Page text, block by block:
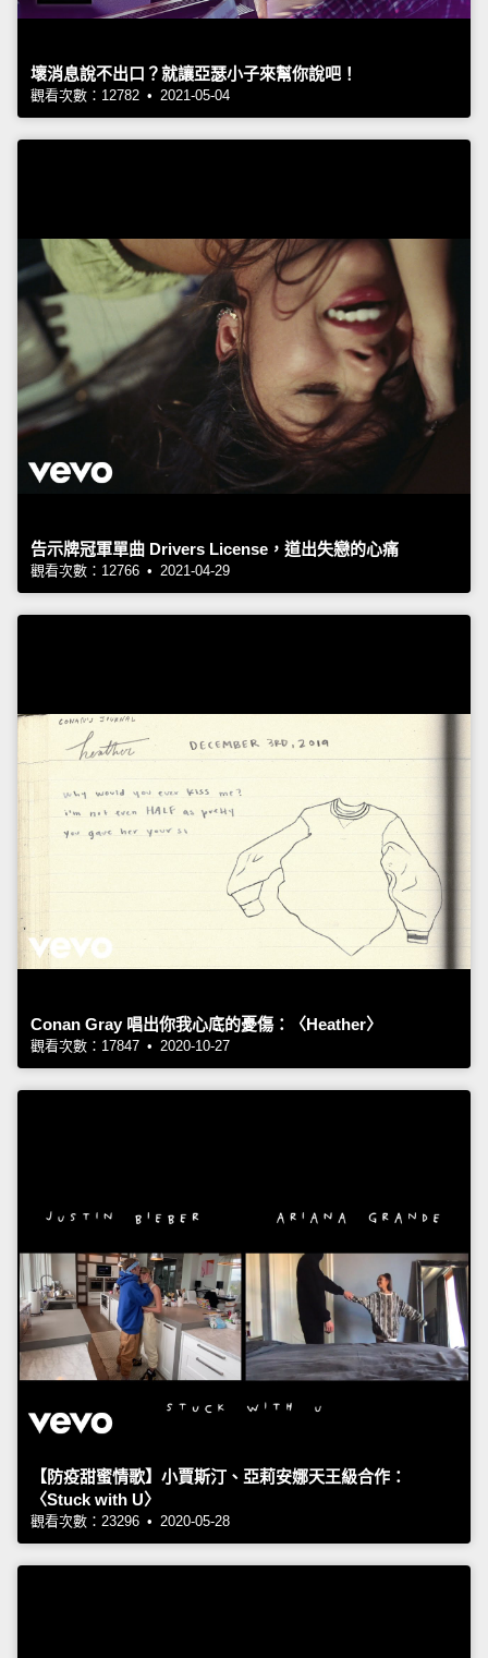
壞消息說不出口？就讓亞瑟小子來幫你說吧！
觀看次數：12782 • 2021-05-04
告示牌冠軍單曲 Drivers License，道出失戀的心痛
觀看次數：12766 • 2021-04-29
Conan Gray 唱出你我心底的憂傷：〈Heather〉
觀看次數：17847 • 2020-10-27
【防疫甜蜜情歌】小賈斯汀、亞莉安娜天王級合作：
〈Stuck with U〉
觀看次數：23296 • 2020-05-28